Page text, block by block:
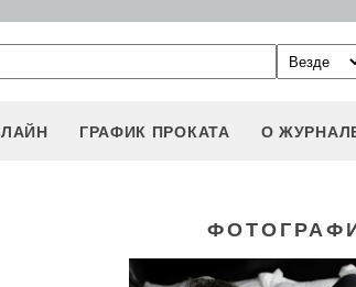
ГРАФИК ПРОКАТА О